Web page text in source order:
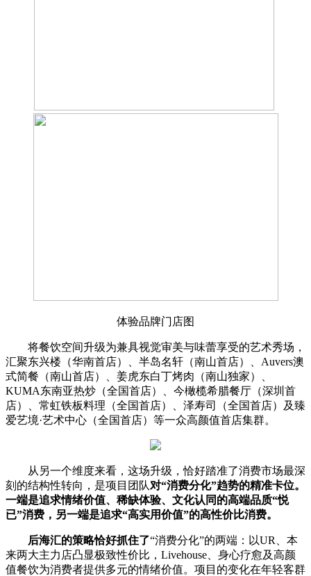
体验品牌门店图
将餐饮空间升级为兼具视觉审美与味蕾享受的艺术秀场，
汇聚东兴楼（华南首店）、半岛名轩（南山首店）、Auvers澳
式简餐（南山首店）、姜虎东白丁烤肉（南山独家）、
KUMA东南亚热炒（全国首店）、今橄榄希腊餐厅（深圳首
店）、常虹铁板料理（全国首店）、泽寿司（全国首店）及臻
爱艺境·艺术中心（全国首店）等一众高颜值首店集群。
从另一个维度来看，这场升级，恰好踏准了消费市场最深
刻的结构性转向，是项目团队对“消费分化”趋势的精准卡位。
一端是追求情绪价值、稀缺体验、文化认同的高端品质“悦
已”消费，另一端是追求“高实用价值”的高性价比消费。
后海汇的策略恰好抓住了“消费分化”的两端：以UR、本
来两大主力店凸显极致性价比，Livehouse、身心疗愈及高颜
值餐饮为消费者提供多元的情绪价值。项目的变化在年轻客群